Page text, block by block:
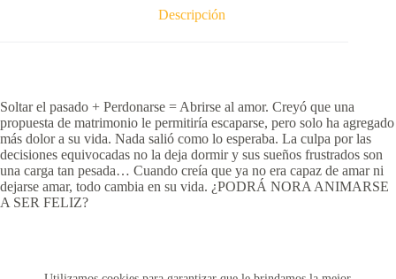
Descripción
Soltar el pasado + Perdonarse = Abrirse al amor. Creyó que una
propuesta de matrimonio le permitiría escaparse, pero solo ha agregado
más dolor a su vida. Nada salió como lo esperaba. La culpa por las
decisiones equivocadas no la deja dormir y sus sueños frustrados son
una carga tan pesada… Cuando creía que ya no era capaz de amar ni
dejarse amar, todo cambia en su vida. ¿PODRÁ NORA ANIMARSE
A SER FELIZ?